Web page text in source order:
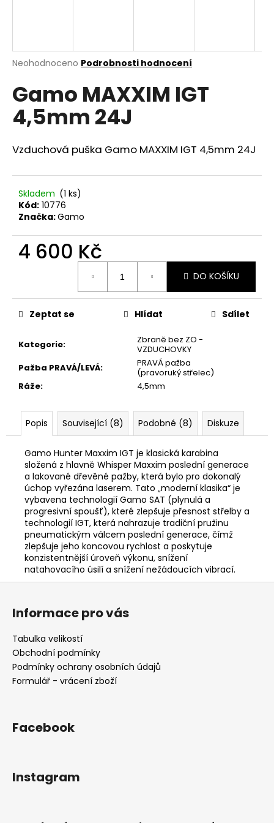
Průměrné
produktu
je
0,0
z
hvězdiček.
Neohodnoceno Podrobnosti hodnocení
Gamo MAXXIM IGT
4,5mm 24J
Vzduchová puška Gamo MAXXIM IGT 4,5mm 24J
Skladem (1 ks)
Kód: 10776
Značka:Gamo
4 600 Kč
DO KOŠÍKU
Kategorie:
Zbraně bez ZO -
VZDUCHOVKY
Pažba PRAVÁ/LEVÁ:
PRAVÁ pažba
(pravoruký střelec)
Ráže: 4,5mm
Zeptat se Hlídat Sdílet
Popis Související (8) Podobné (8) Diskuze
Gamo Hunter Maxxim IGT je klasická karabina
složená z hlavně Whisper Maxxim poslední generace
a lakované dřevěné pažby, která bylo pro dokonalý
úchop vyřezána laserem. Tato „moderní klasika“ je
vybavena technologií Gamo SAT (plynulá a
progresivní spoušť), které zlepšuje přesnost střelby a
technologií IGT, která nahrazuje tradiční pružinu
pneumatickým válcem poslední generace, čímž
zlepšuje jeho koncovou rychlost a poskytuje
konzistentnější úroveň výkonu, snížení
natahovacího úsilí a snížení nežádoucích vibrací.
í
t
D
o
p
o
j
e
e
NÁKRČNÍK
DEERHUNTER
130
Z
Informace pro vás
Tabulka velikostí
Obchodní podmínky
Podmínky ochrany osobních údajů
Formulář - vrácení zboží
Facebook
Instagram